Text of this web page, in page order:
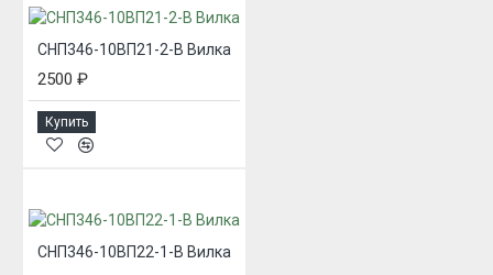
СНП346-10ВП21-2-В Вилка
2500 ₽
Купить
СНП346-10ВП22-1-В Вилка